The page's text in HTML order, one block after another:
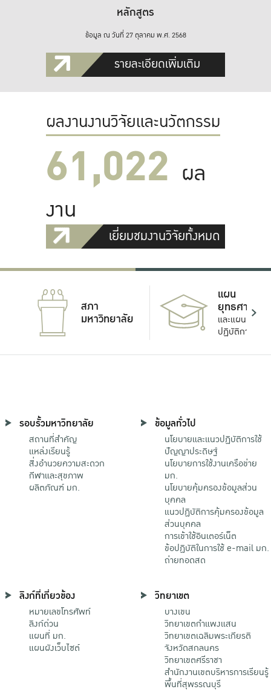
หลักสูตร
ข้อมูล ณ วันที่ 27 ตุลาคม พ.ศ. 2568
รายละเอียดเพิ่มเติม
ผลงานงานวิจัยและนวัตกรรม
61,022 ผล
งาน
เยี่ยมชมงานวิจัยทั้งหมด
สภา
มหาวิทยาลัย
แผน
ยุทธศาสตร์
และแผน
ปฏิบัติการ
รอบรั้วมหาวิทยาลัย
สถานที่สำคัญ
แหล่งเรียนรู้
สิ่งอำนวยความสะดวก
กีฬาและสุขภาพ
ผลิตภัณฑ์ มก.
ข้อมูลทั่วไป
นโยบายและแนวปฏิบัติการใช้
ปัญญาประดิษฐ์
นโยบายการใช้งานเครือข่าย
มก.
นโยบายคุ้มครองข้อมูลส่วน
บุคคล
แนวปฏิบัติการคุ้มครองข้อมูล
ส่วนบุคคล
การเข้าใช้อินเตอร์เน็ต
ข้อปฏิบัติในการใช้ e-mail มก.
ถ่ายทอดสด
ลิงก์ที่เกี่ยวข้อง
หมายเลขโทรศัพท์
ลิงก์ด่วน
แผนที่ มก.
แผนผังเว็บไซต์
วิทยาเขต
บางเขน
วิทยาเขตกําแพงแสน
วิทยาเขตเฉลิมพระเกียรติ
จังหวัดสกลนคร
วิทยาเขตศรีราชา
สำนักงานเขตบริหารการเรียนรู้
พื้นที่สุพรรณบุรี